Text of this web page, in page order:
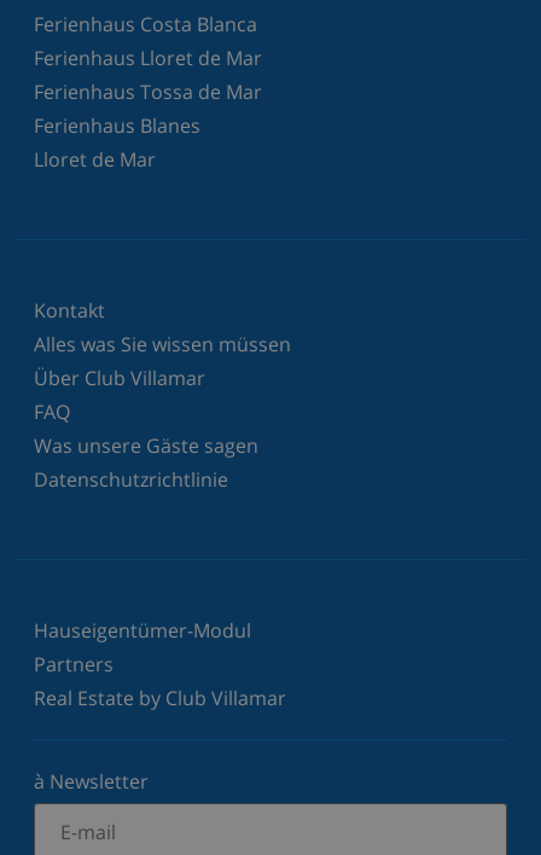
Ferienhaus Costa Blanca
Ferienhaus Lloret de Mar
Ferienhaus Tossa de Mar
Ferienhaus Blanes
Lloret de Mar
Kontakt
Alles was Sie wissen müssen
Über Club Villamar
FAQ
Was unsere Gäste sagen
Datenschutzrichtlinie
Hauseigentümer-Modul
Partners
Real Estate by Club Villamar
à Newsletter